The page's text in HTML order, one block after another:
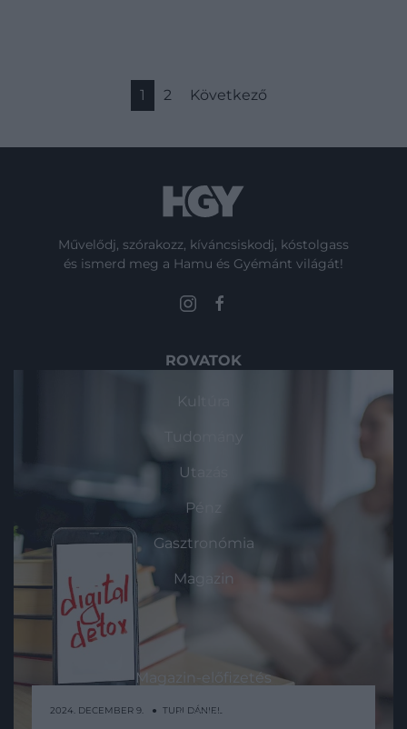
2024. DECEMBER 9. ● TURI DÁNIEL
1 2 Következő
Művelődj, szórakozz, kíváncsiskodj, kóstolgass
és ismerd meg a Hamu és Gyémánt világát!
ROVATOK
Kultúra
Tudomány
Utazás
Pénz
Gasztronómia
Magazin
HG MEDIA
Magazin-előfizetés
Haszon